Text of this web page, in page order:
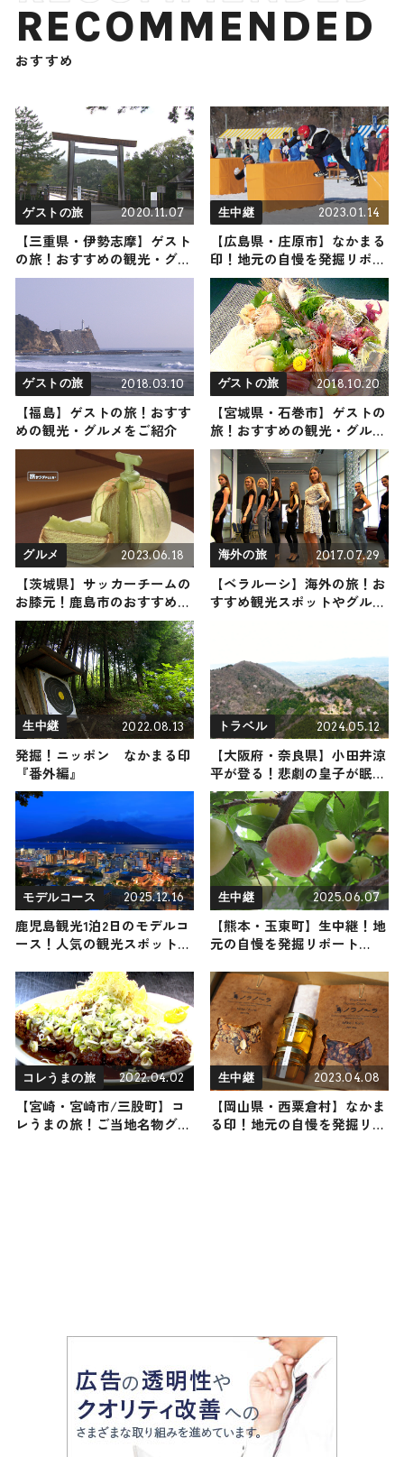
RECOMMENDED
おすすめ
ゲストの旅 2020.11.07
【三重県・伊勢志摩】ゲスト
の旅！おすすめの観光・グル
メをご紹介
生中継 2023.01.14
【広島県・庄原市】なかまる
印！地元の自慢を発掘リポー
ト
ゲストの旅 2018.03.10
【福島】ゲストの旅！おすす
めの観光・グルメをご紹介
ゲストの旅 2018.10.20
【宮城県・石巻市】ゲストの
旅！おすすめの観光・グルメ
をご紹介
グルメ 2023.06.18
【茨城県】サッカーチームの
お膝元！鹿島市のおすすめス
ポット4選〜選手・監督に人
気のグルメスポットなど〜
海外の旅 2017.07.29
【ベラルーシ】海外の旅！お
すすめ観光スポットやグルメ
生中継 2022.08.13
発掘！ニッポン なかまる印
『番外編』
トラベル 2024.05.12
【大阪府・奈良県】小田井涼
平が登る！悲劇の皇子が眠る
万葉の歴史を感じる山・二上
山 （登山で頂きメシ！コラ
ボ企画）
モデルコース 2025.12.16
鹿児島観光1泊2日のモデルコ
ース！人気の観光スポット・
を紹介
生中継 2025.06.07
【熊本・玉東町】生中継！地
元の自慢を発掘リポート
コレうまの旅 2022.04.02
【宮崎・宮崎市/三股町】コ
レうまの旅！ご当地名物グル
生中継 2023.04.08
【岡山県・西粟倉村】なかま
る印！地元の自慢を発掘リポ